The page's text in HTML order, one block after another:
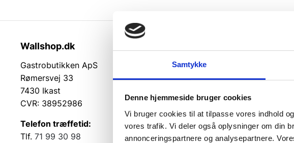
Samtykke
Denne hjemmeside bruger cookies
Vi bruger cookies til at tilpasse vores indhold
vores trafik. Vi deler også oplysninger om din
annonceringspartnere og analysepartnere.
Wallshop.dk
Gastrobutikken ApS
Rømersvej 33
7430 Ikast
CVR: 38952986
Telefon træffetid:
Tlf. 71 99 30 98
Kundeservice
Kontakt
Returvarer
Betingelser og garanti
Cookie info